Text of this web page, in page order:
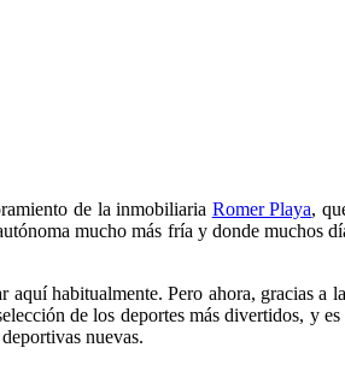
de la inmobiliaria Romer Playa,
mucho más fría y donde muchos
habitualmente. Pero ahora, gracias a
de los deportes más divertidos, y
nuevas.